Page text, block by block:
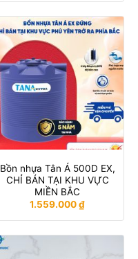
Bồn nhựa Tân Á 500D EX,
CHỈ BÁN TẠI KHU VỰC
MIỀN BẮC
1.559.000₫